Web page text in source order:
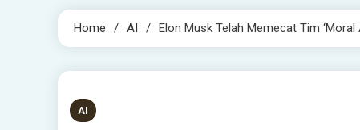
Home AI Elon Musk Telah Memecat Tim ‘Moral
3 MINS READ
AI